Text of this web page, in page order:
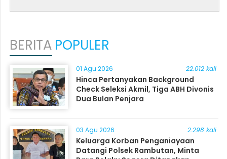
BERITA POPULER
01 Agu 2026 22.012 kali
Hinca Pertanyakan Background
Check Seleksi Akmil, Tiga ABH Divonis
Dua Bulan Penjara
03 Agu 2026 2.298 kali
Keluarga Korban Penganiayaan
Datangi Polsek Rambutan, Minta